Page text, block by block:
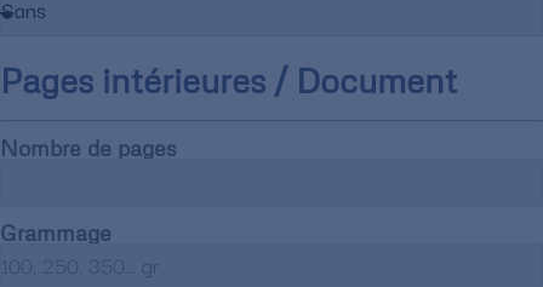
Pages intérieures / Document
Nombre de pages
Grammage